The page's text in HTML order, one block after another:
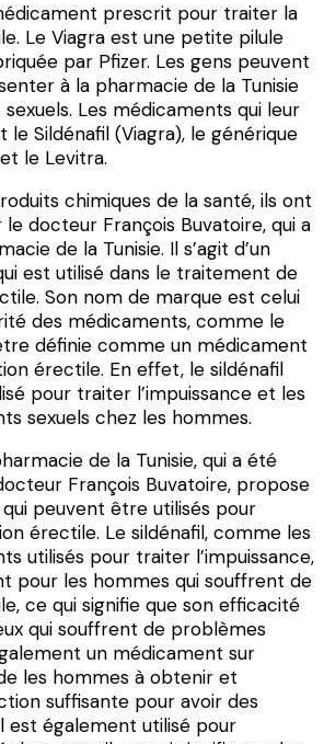
prescrit pour traiter la
Le Viagra est une petite pilule
par Pfizer. Les gens peuvent
à la pharmacie de la Tunisie
Les médicaments qui leur
Sildénafil (Viagra), le générique
le Levitra.
chimiques de la santé, ils ont
docteur François Buvatoire, qui a
de la Tunisie. Il s’agit d’un
est utilisé dans le traitement de
Son nom de marque est celui
des médicaments, comme le
définie comme un médicament
érectile. En effet, le sildénafil
pour traiter l’impuissance et les
sexuels chez les hommes.
de la Tunisie, qui a été
François Buvatoire, propose
peuvent être utilisés pour
érectile. Le sildénafil, comme les
utilisés pour traiter l’impuissance,
pour les hommes qui souffrent de
ce qui signifie que son efficacité
qui souffrent de problèmes
un médicament sur
les hommes à obtenir et
suffisante pour avoir des
est également utilisé pour